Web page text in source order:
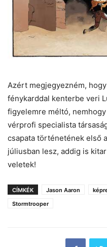
Azért megjegyezném,
fénykarddal kenterbe veri
figyelemre méltó,
vérprofi specialista
csapata történetének első
júliusban lesz, addig is
veletek!
CÍMKÉK Jason Aaron
Stormtrooper